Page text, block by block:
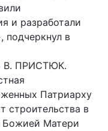
и разработали
подчеркнул в
В. ПРИСТЮК.
Патриарху
строительства в
Божией Матери